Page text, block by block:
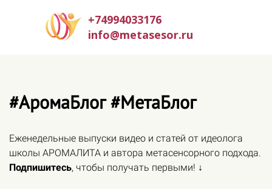
+74994033176
info@metasesor.ru
#АромаБлог #МетаБлог
Еженедельные выпуски видео и статей от идеолога
школы АРОМАЛИТА и автора метасенсорного подхода.
Подпишитесь, чтобы получать первыми! ↓